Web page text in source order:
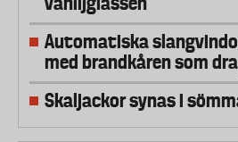
Automatiska
med brandkåren som
Skaljackor synas i